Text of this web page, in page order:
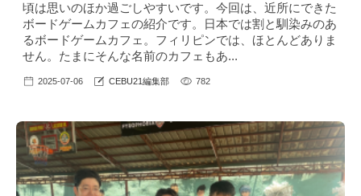
頃は思いのほか過ごしやすいです。今回は、近所にできた
ボードゲームカフェの紹介です。日本では割と馴染みのあ
るボードゲームカフェ。フィリピンでは、ほとんどありま
せん。たまにそんな名前のカフェもあ...
2025-07-06 CEBU21編集部 782